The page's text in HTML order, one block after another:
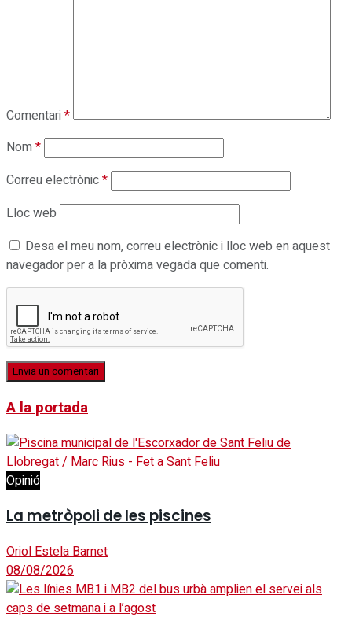
Comentari*
Nom*
Correu electrònic*
Lloc web
Desa el meu nom, correu electrònic i lloc web en aquest
navegador per a la pròxima vegada que comenti.
A la portada
Opinió
La metròpoli de les piscines
Oriol Estela Barnet
08/08/2026